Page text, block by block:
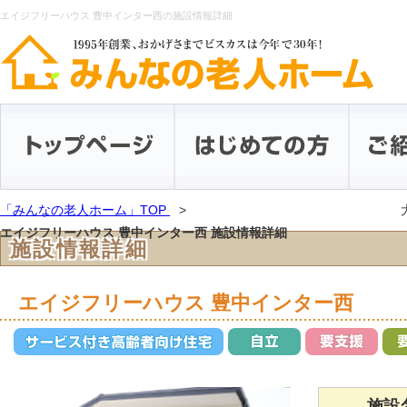
エイジフリーハウス 豊中インター西の施設情報詳細
「みんなの老人ホーム」TOP
エイジフリーハウス 豊中インター西 施設情報詳細
施設情報詳細
エイジフリーハウス 豊中インター西